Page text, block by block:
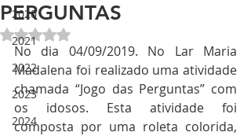
2020
2021
2022
2023
2024
PERGUNTAS
Avaliado com NaN de 5 estrelas.
No dia 04/09/2019. No Lar Maria
Madalena foi realizado uma atividade
chamada “Jogo das Perguntas” com
os idosos. Esta atividade foi
composta por uma roleta colorida,